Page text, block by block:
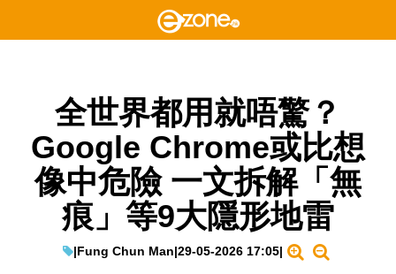
全世界都用就唔驚？
Google Chrome或比想
像中危險 一文拆解「無
痕」等9大隱形地雷
|Fung Chun Man|29-05-2026 17:05|